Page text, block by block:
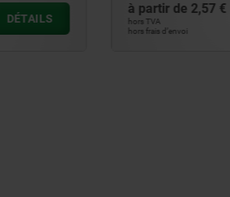
DÉTAILS
à partir de22,24 €
hors TVA
hors frais d’envoi